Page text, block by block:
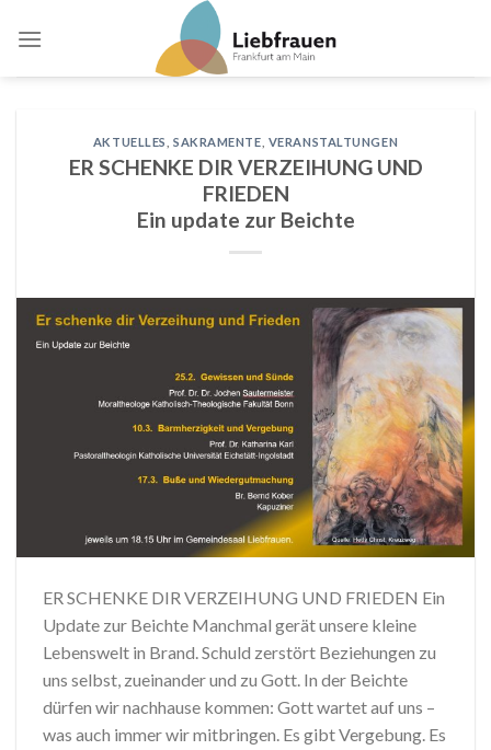
AKTUELLES ,SAKRAMENTE VERANSTALTUNGEN
ER SCHENKE DIR VERZEIHUNG UND
FRIEDEN
Ein update zur Beichte
ER SCHENKE DIR VERZEIHUNG UND FRIEDEN Ein
Update zur Beichte Manchmal gerät unsere kleine
Lebenswelt in Brand. Schuld zerstört Beziehungen zu
uns selbst, zueinander und zu Gott. In der Beichte
dürfen wir nachhause kommen: Gott wartet auf uns –
was auch immer wir mitbringen. Es gibt Vergebung. Es